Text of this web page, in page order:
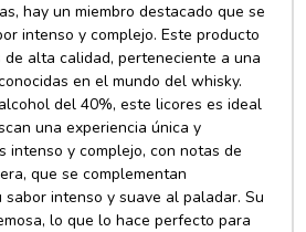
hay un miembro destacado que se
intenso y complejo. Este producto
alta calidad, perteneciente a una
en el mundo del whisky.
del 40%, este licores es ideal
una experiencia única y
intenso y complejo, con notas de
que se complementan
intenso y suave al paladar. Su
lo que lo hace perfecto para